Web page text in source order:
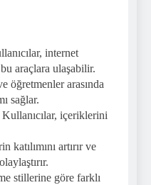
internet
araçlara ulaşabilir.
öğretmenler arasında
sağlar.
Kullanıcılar, içeriklerini
katılımını artırır ve
stillerine göre farklı